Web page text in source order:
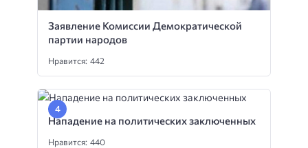
Заявление Комиссии Демократической
партии народов
Нравится: 442
Нападение на политических заключенных
Нравится: 440